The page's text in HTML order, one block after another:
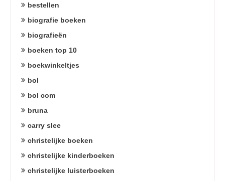
bestellen
biografie boeken
biografieën
boeken top 10
boekwinkeltjes
bol
bol com
bruna
carry slee
christelijke boeken
christelijke kinderboeken
christelijke luisterboeken